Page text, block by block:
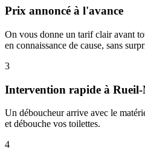
Prix annoncé à l'avance
On vous donne un tarif clair avant
en connaissance de cause, sans
3
Intervention rapide à
Un déboucheur arrive avec le
et débouche vos toilettes.
4